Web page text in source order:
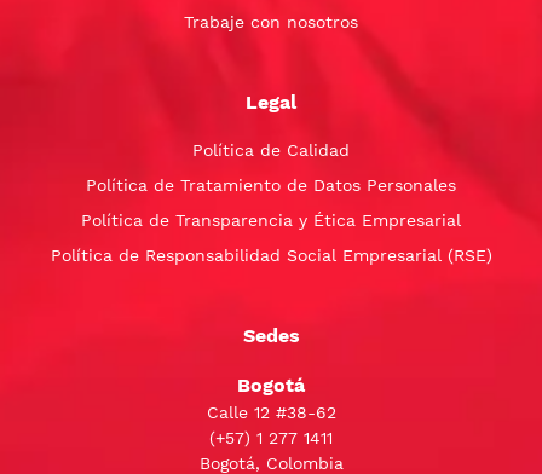
Trabaje con nosotros
Legal
Política de Calidad
Política de Tratamiento de Datos Personales
Política de Transparencia y Ética Empresarial
Política de Responsabilidad Social Empresarial (RSE)
Sedes
Bogotá
Calle 12 #38-62
(+57) 1 277 1411
Bogotá, Colombia